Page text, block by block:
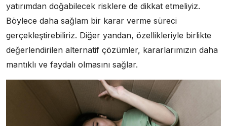
yatırımdan doğabilecek risklere de dikkat etmeliyiz.
Böylece daha sağlam bir karar verme süreci
gerçekleştirebiliriz. Diğer yandan, özellikleriyle birlikte
değerlendirilen alternatif çözümler, kararlarımızın daha
mantıklı ve faydalı olmasını sağlar.